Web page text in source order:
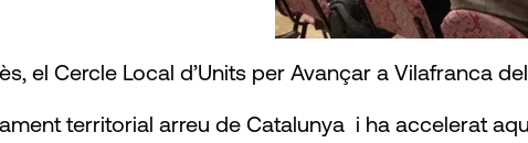
el Cercle Local d’Units per Avançar a Vilafranca
territorial arreu de Catalunya i ha accelerat